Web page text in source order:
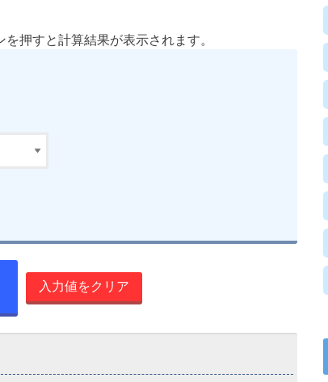
押すと計算結果が表示されます。
入力値をクリア